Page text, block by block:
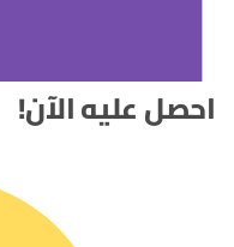
احصل عليه الآن!